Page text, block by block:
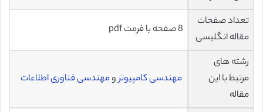
تعداد صفحات
مقاله انگلیسی
8 صفحه با فرمت pdf
رشته های
مرتبط با این
مقاله
مهندسی کامپیوترومهندسی فناوری اطلاعات